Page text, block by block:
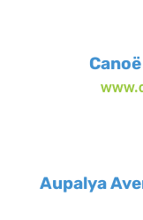
Aupalya